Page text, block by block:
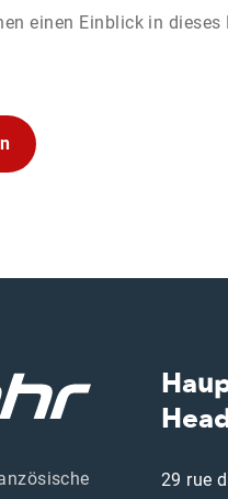
einen Einblick in
29 rue